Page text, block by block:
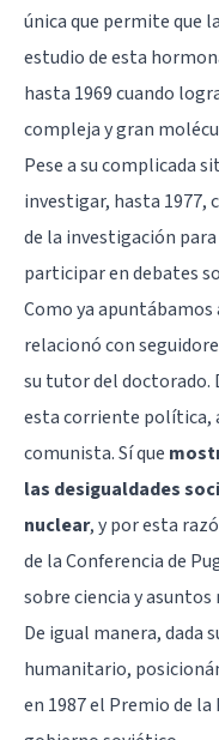
única que permite que
estudio de esta
hasta 1969 cuando
compleja y gran
Pese a su complicada
investigar, hasta 1977,
de la investigación
participar en debates
Como ya
relacionó con
su tutor del doctorado.
esta corriente política,
comunista. Sí que
las desigualdades
nuclear, y por esta
de la Conferencia de
sobre ciencia y asuntos
De igual manera, dada
humanitario,
en 1987 el Premio de la